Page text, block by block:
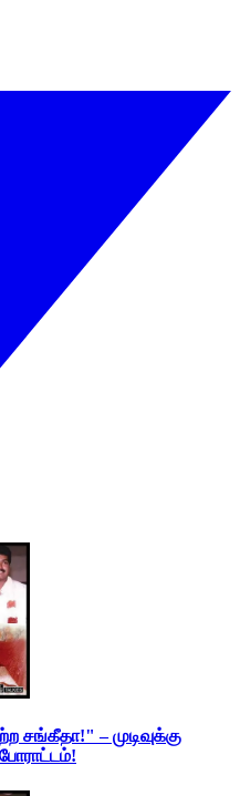
சங்கீதா!" – முடிவுக்கு